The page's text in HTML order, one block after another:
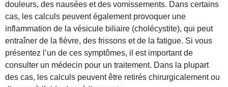
douleurs, des nausées et des vomissements. Dans certains
cas, les calculs peuvent également provoquer une
inflammation de la vésicule biliaire (cholécystite), qui peut
entraîner de la fièvre, des frissons et de la fatigue. Si vous
présentez l’un de ces symptômes, il est important de
consulter un médecin pour un traitement. Dans la plupart
des cas, les calculs peuvent être retirés chirurgicalement ou